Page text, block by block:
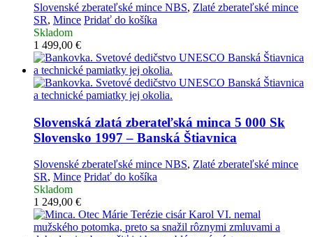
Slovenské zberateľské mince NBS, Zlaté zberateľské mince
SR, Mince Pridať do košíka
Skladom
1 499,00 €
Slovenská zlatá zberateľská minca 5 000 Sk
Slovensko 1997 – Banská Štiavnica
Slovenské zberateľské mince NBS, Zlaté zberateľské mince
SR, Mince Pridať do košíka
Skladom
1 249,00 €